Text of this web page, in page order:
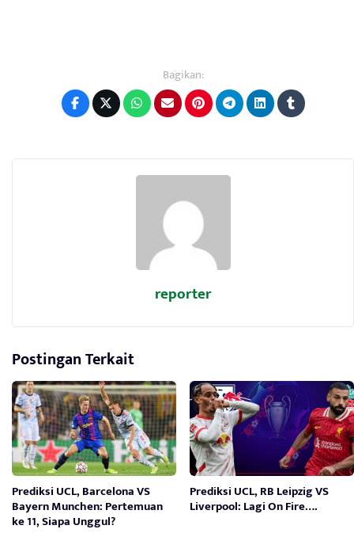
Bagikan:
reporter
Postingan Terkait
Prediksi UCL, Barcelona VS
Bayern Munchen: Pertemuan
ke 11, Siapa Unggul?
Prediksi UCL, RB Leipzig VS
Liverpool: Lagi On Fire….